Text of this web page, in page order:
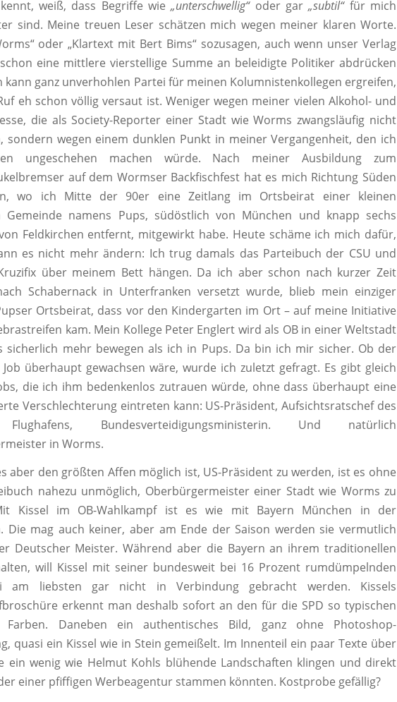
weiß, dass Begriffe wie„unterschwellig“oder gar„subtil“für mich
sind. Meine treuen Leser schätzen mich wegen meiner klaren Worte.
oder „Klartext mit Bert Bims“ sozusagen, auch wenn unser Verlag
eine mittlere vierstellige Summe an beleidigte Politiker abdrücken
kann ganz unverhohlen Partei für meinen Kolumnistenkollegen ergreifen,
eh schon völlig versaut ist. Weniger wegen meiner vielen Alkohol- und
die als Society-Reporter einer Stadt wie Worms zwangsläufig nicht
sondern wegen einem dunklen Punkt in meiner Vergangenheit, den ich
ungeschehen machen würde. Nach meiner Ausbildung zum
auf dem Wormser Backfischfest hat es mich Richtung Süden
wo ich Mitte der 90er eine Zeitlang im Ortsbeirat einer kleinen
Gemeinde namens Pups, südöstlich von München und knapp sechs
Feldkirchen entfernt, mitgewirkt habe. Heute schäme ich mich dafür,
es nicht mehr ändern: Ich trug damals das Parteibuch der CSU und
über meinem Bett hängen. Da ich aber schon nach kurzer Zeit
Schabernack in Unterfranken versetzt wurde, blieb mein einziger
Ortsbeirat, dass vor den Kindergarten im Ort – auf meine Initiative
kam. Mein Kollege Peter Englert wird als OB in einer Weltstadt
sicherlich mehr bewegen als ich in Pups. Da bin ich mir sicher. Ob der
überhaupt gewachsen wäre, wurde ich zuletzt gefragt. Es gibt gleich
die ich ihm bedenkenlos zutrauen würde, ohne dass überhaupt eine
Verschlechterung eintreten kann: US-Präsident, Aufsichtsratschef des
Bundesverteidigungsministerin. Und natürlich
in Worms.
aber den größten Affen möglich ist, US-Präsident zu werden, ist es ohne
nahezu unmöglich, Oberbürgermeister einer Stadt wie Worms zu
Kissel im OB-Wahlkampf ist es wie mit Bayern München in der
Die mag auch keiner, aber am Ende der Saison werden sie vermutlich
Deutscher Meister. Während aber die Bayern an ihrem traditionellen
will Kissel mit seiner bundesweit bei 16 Prozent rumdümpelnden
am liebsten gar nicht in Verbindung gebracht werden. Kissels
erkennt man deshalb sofort an den für die SPD so typischen
Farben. Daneben ein authentisches Bild, ganz ohne Photoshop-
quasi ein Kissel wie in Stein gemeißelt. Im Innenteil ein paar Texte über
ein wenig wie Helmut Kohls blühende Landschaften klingen und direkt
einer pfiffigen Werbeagentur stammen könnten. Kostprobe gefällig?